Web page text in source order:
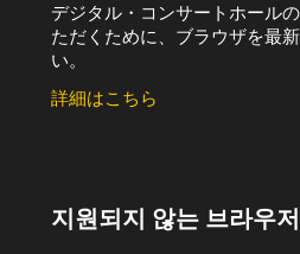
デジタル・コンサートホール
ただくために、ブラウザを最
い。
詳細はこちら
지원되지 않는 브라우